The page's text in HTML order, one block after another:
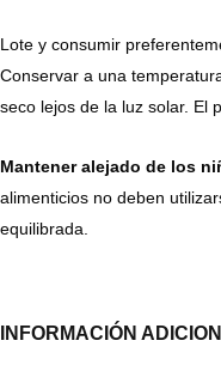
Lote y consumir
Conservar a una
seco lejos de la luz solar. El
Mantener alejado de los
alimenticios no deben
equilibrada.
INFORMACIÓN